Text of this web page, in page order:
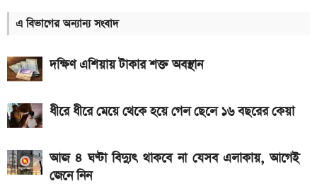
৫ আগস্ট ছুটি হলেও যাদের অফিস খোলা থাকবে
সোমবার প্রকাশ হচ্ছে এসএসসি ফল, যেভাবে দেখবেন রেজাল্ট
২০৪০ সালে বাংলাদেশে এক ভরি স্বর্ণের দাম কত হতে পারে
গেল
ফলাফল
এ বিভাগের অন্যান্য সংবাদ
দক্ষিণ এশিয়ায় টাকার শক্ত অবস্থান
ধীরে ধীরে মেয়ে থেকে হয়ে গেল ছেলে ১৬ বছরের কেয়া
আজ ৪ ঘণ্টা বিদ্যুৎ থাকবে না যেসব এলাকায়, আগেই
জেনে নিন